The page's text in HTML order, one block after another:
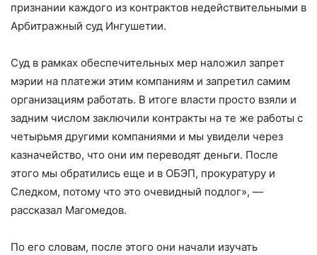
признании каждого из контрактов недействительными в
Арбитражный суд Ингушетии.
Суд в рамках обеспечительных мер наложил запрет
мэрии на платежи этим компаниям и запретил самим
организациям работать. В итоге власти просто взяли и
задним числом заключили контракты на те же работы с
четырьмя другими компаниями и мы увидели через
казначейство, что они им переводят деньги. После
этого мы обратились еще и в ОБЭП, прокуратуру и
Cледком, потому что это очевидный подлог», —
рассказал Магомедов.
По его словам, после этого они начали изучать